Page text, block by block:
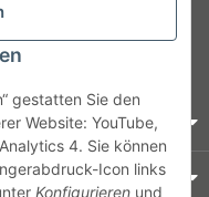
gestatten Sie den
Website: YouTube,
4. Sie können
Icon links
Konfigurieren und